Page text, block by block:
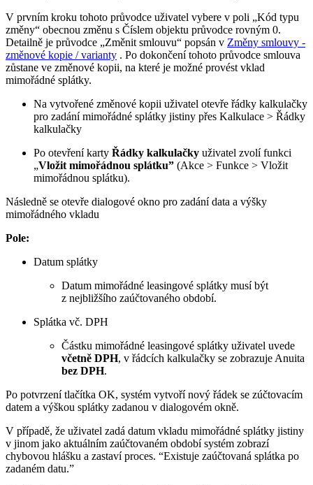
V prvním kroku tohoto průvodce uživatel vybere v poli „Kód typu
změny“ obecnou změnu s Číslem objektu průvodce rovným 0.
Detailně je průvodce „Změnit smlouvu“ popsán v Změny smlouvy -
změnové kopie / varianty . Po dokončení tohoto průvodce smlouva
zůstane ve změnové kopii, na které je možné provést vklad
mimořádné splátky.
Na vytvořené změnové kopii uživatel otevře řádky kalkulačky
pro zadání mimořádné splátky jistiny přes Kalkulace > Řádky
kalkulačky
Po otevření karty Řádky kalkulačky uživatel zvolí funkci
„Vložit mimořádnou splátku” (Akce > Funkce > Vložit
mimořádnou splátku).
Následně se otevře dialogové okno pro zadání data a výšky
mimořádného vkladu
Pole:
Datum splátky
Datum mimořádné leasingové splátky musí být
z nejbližšího zaúčtovaného období.
Splátka vč. DPH
Částku mimořádné leasingové splátky uživatel uvede
včetně DPH, v řádcích kalkulačky se zobrazuje Anuita
bez DPH.
Po potvrzení tlačítka OK, systém vytvoří nový řádek se zúčtovacím
datem a výškou splátky zadanou v dialogovém okně.
V případě, že uživatel zadá datum vkladu mimořádné splátky jistiny
v jinom jako aktuálním zaúčtovaném období systém zobrazí
chybovou hlášku a zastaví proces. “Existuje zaúčtovaná splátka po
zadaném datu.”